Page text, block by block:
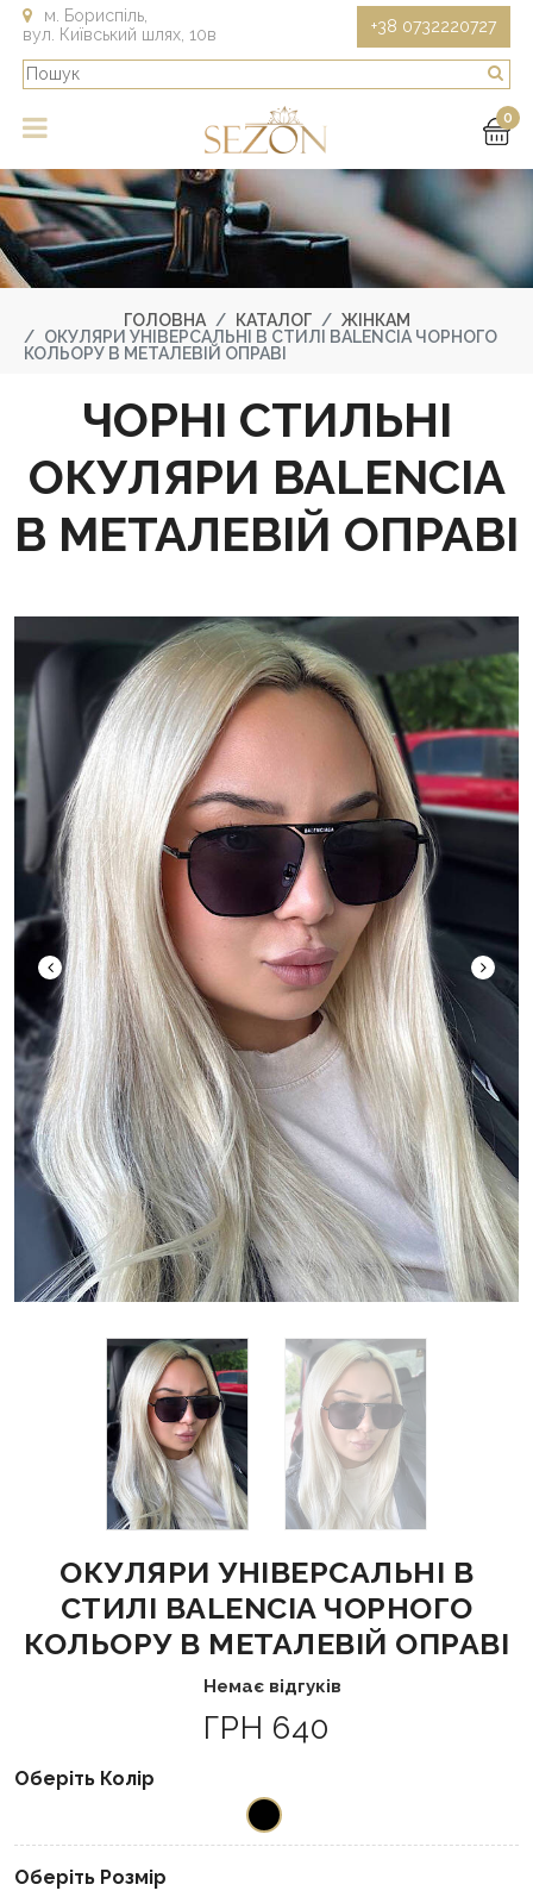
м. Бориспіль,
вул. Київський шлях, 10в
+38 0732220727
0
ГОЛОВНА КАТАЛОГ
ЖІНКАМ
ОКУЛЯРИ УНІВЕРСАЛЬНІ В СТИЛІ BALENCIA ЧОРНОГО
КОЛЬОРУ В МЕТАЛЕВІЙ ОПРАВІ
ЧОРНІ СТИЛЬНІ
ОКУЛЯРИ BALENCIA
В МЕТАЛЕВІЙ ОПРАВІ
ОКУЛЯРИ УНІВЕРСАЛЬНІ В
СТИЛІ BALENCIA ЧОРНОГО
КОЛЬОРУ В МЕТАЛЕВІЙ ОПРАВІ
Немає відгуків
ГРН 640
Оберіть Колір
Оберіть Розмір